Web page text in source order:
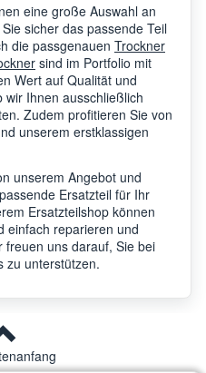
eine große Auswahl an
sicher das passende Teil
die passgenauen Trockner
sind im Portfolio mit
Wert auf Qualität und
wir Ihnen ausschließlich
Zudem profitieren Sie von
unserem erstklassigen
unserem Angebot und
Ersatzteil für Ihr
Ersatzteilshop können
einfach reparieren und
freuen uns darauf, Sie bei
zu unterstützen.